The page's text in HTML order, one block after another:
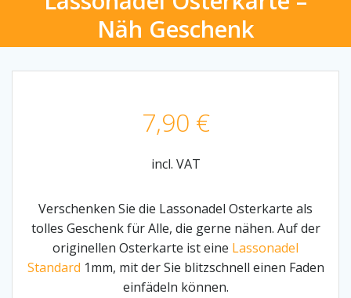
Näh Geschenk
7,90 €
incl. VAT
Verschenken Sie die Lassonadel Osterkarte als
tolles Geschenk für Alle, die gerne nähen. Auf der
originellen Osterkarte ist eine Lassonadel
Standard 1mm, mit der Sie blitzschnell einen Faden
einfädeln können.